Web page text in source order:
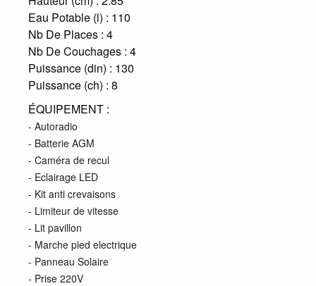
Eau Potable (l) : 110
Nb De Places : 4
Nb De Couchages : 4
Puissance (din) : 130
Puissance (ch) : 8
ÉQUIPEMENT :
- Autoradio
- Batterie AGM
- Caméra de recul
- Eclairage LED
- Kit anti crevaisons
- Limiteur de vitesse
- Lit pavillon
- Marche pied electrique
- Panneau Solaire
- Prise 220V